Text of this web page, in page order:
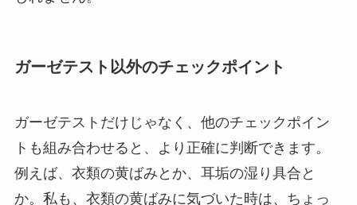
ガーゼテスト以外のチェックポイント
ガーゼテストだけじゃなく、他のチェックポイン
トも組み合わせると、より正確に判断できます。
例えば、衣類の黄ばみとか、耳垢の湿り具合と
か。私も、衣類の黄ばみに気づいた時は、ちょっ